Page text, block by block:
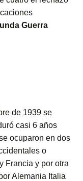
Guerra
de 1939 se
casi 6 años
ocuparon en dos
o
Francia y por otra
Alemania Italia